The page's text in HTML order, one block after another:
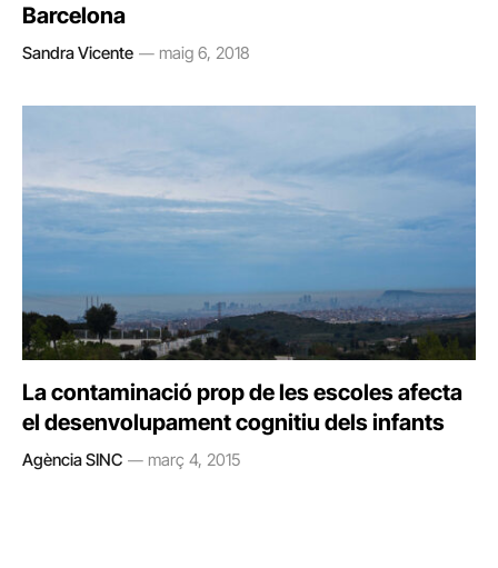
Barcelona
Sandra Vicente maig 6, 2018
La contaminació prop de les escoles afecta
el desenvolupament cognitiu dels infants
Agència SINC març 4, 2015